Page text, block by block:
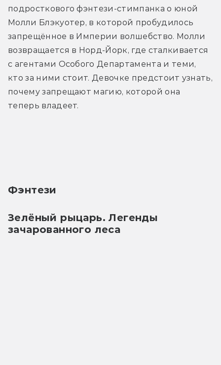
подросткового фэнтези-стимпанка о юной
Молли Блэкуотер, в которой пробудилось
запрещённое в Империи волшебство. Молли
возвращается в Норд-Йорк, где сталкивается
с агентами Особого Департамента и теми,
кто за ними стоит. Девочке предстоит узнать,
почему запрещают магию, которой она
теперь владеет.
Фэнтези
Зелёный рыцарь. Легенды
зачарованного леса